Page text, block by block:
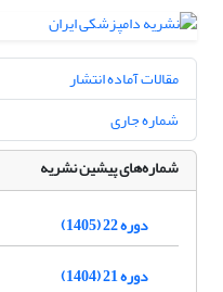
مقالات آماده انتشار
شماره جاری
شماره‌های پیشین نشریه
دوره 22 (1405)
دوره 21 (1404)